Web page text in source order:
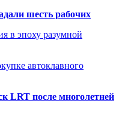
шесть рабочих
в эпоху разумной
автоклавного
LRT после многолетней